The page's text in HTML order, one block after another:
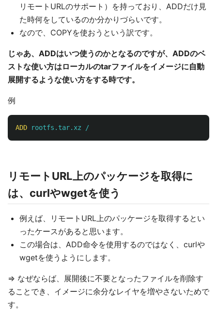
リモートURLのサポート）を持っており、ADDだけ見
た時何をしているのか分かりづらいです。
なので、COPYを使おうという訳です。
じゃあ、ADDはいつ使うのかとなるのですが、ADDのベ
ストな使い方はローカルのtarファイルをイメージに自動
展開するような使い方をする時です。
例
ADD rootfs.tar.xz /
リモートURL上のパッケージを取得に
は、curlやwgetを使う
例えば、リモートURL上のパッケージを取得するとい
ったケースがあると思います。
この場合は、ADD命令を使用するのではなく、curlや
wgetを使うようにします。
=> なぜならば、展開後に不要となったファイルを削除す
ることでき、イメージに余分なレイヤを増やさないためで
す。